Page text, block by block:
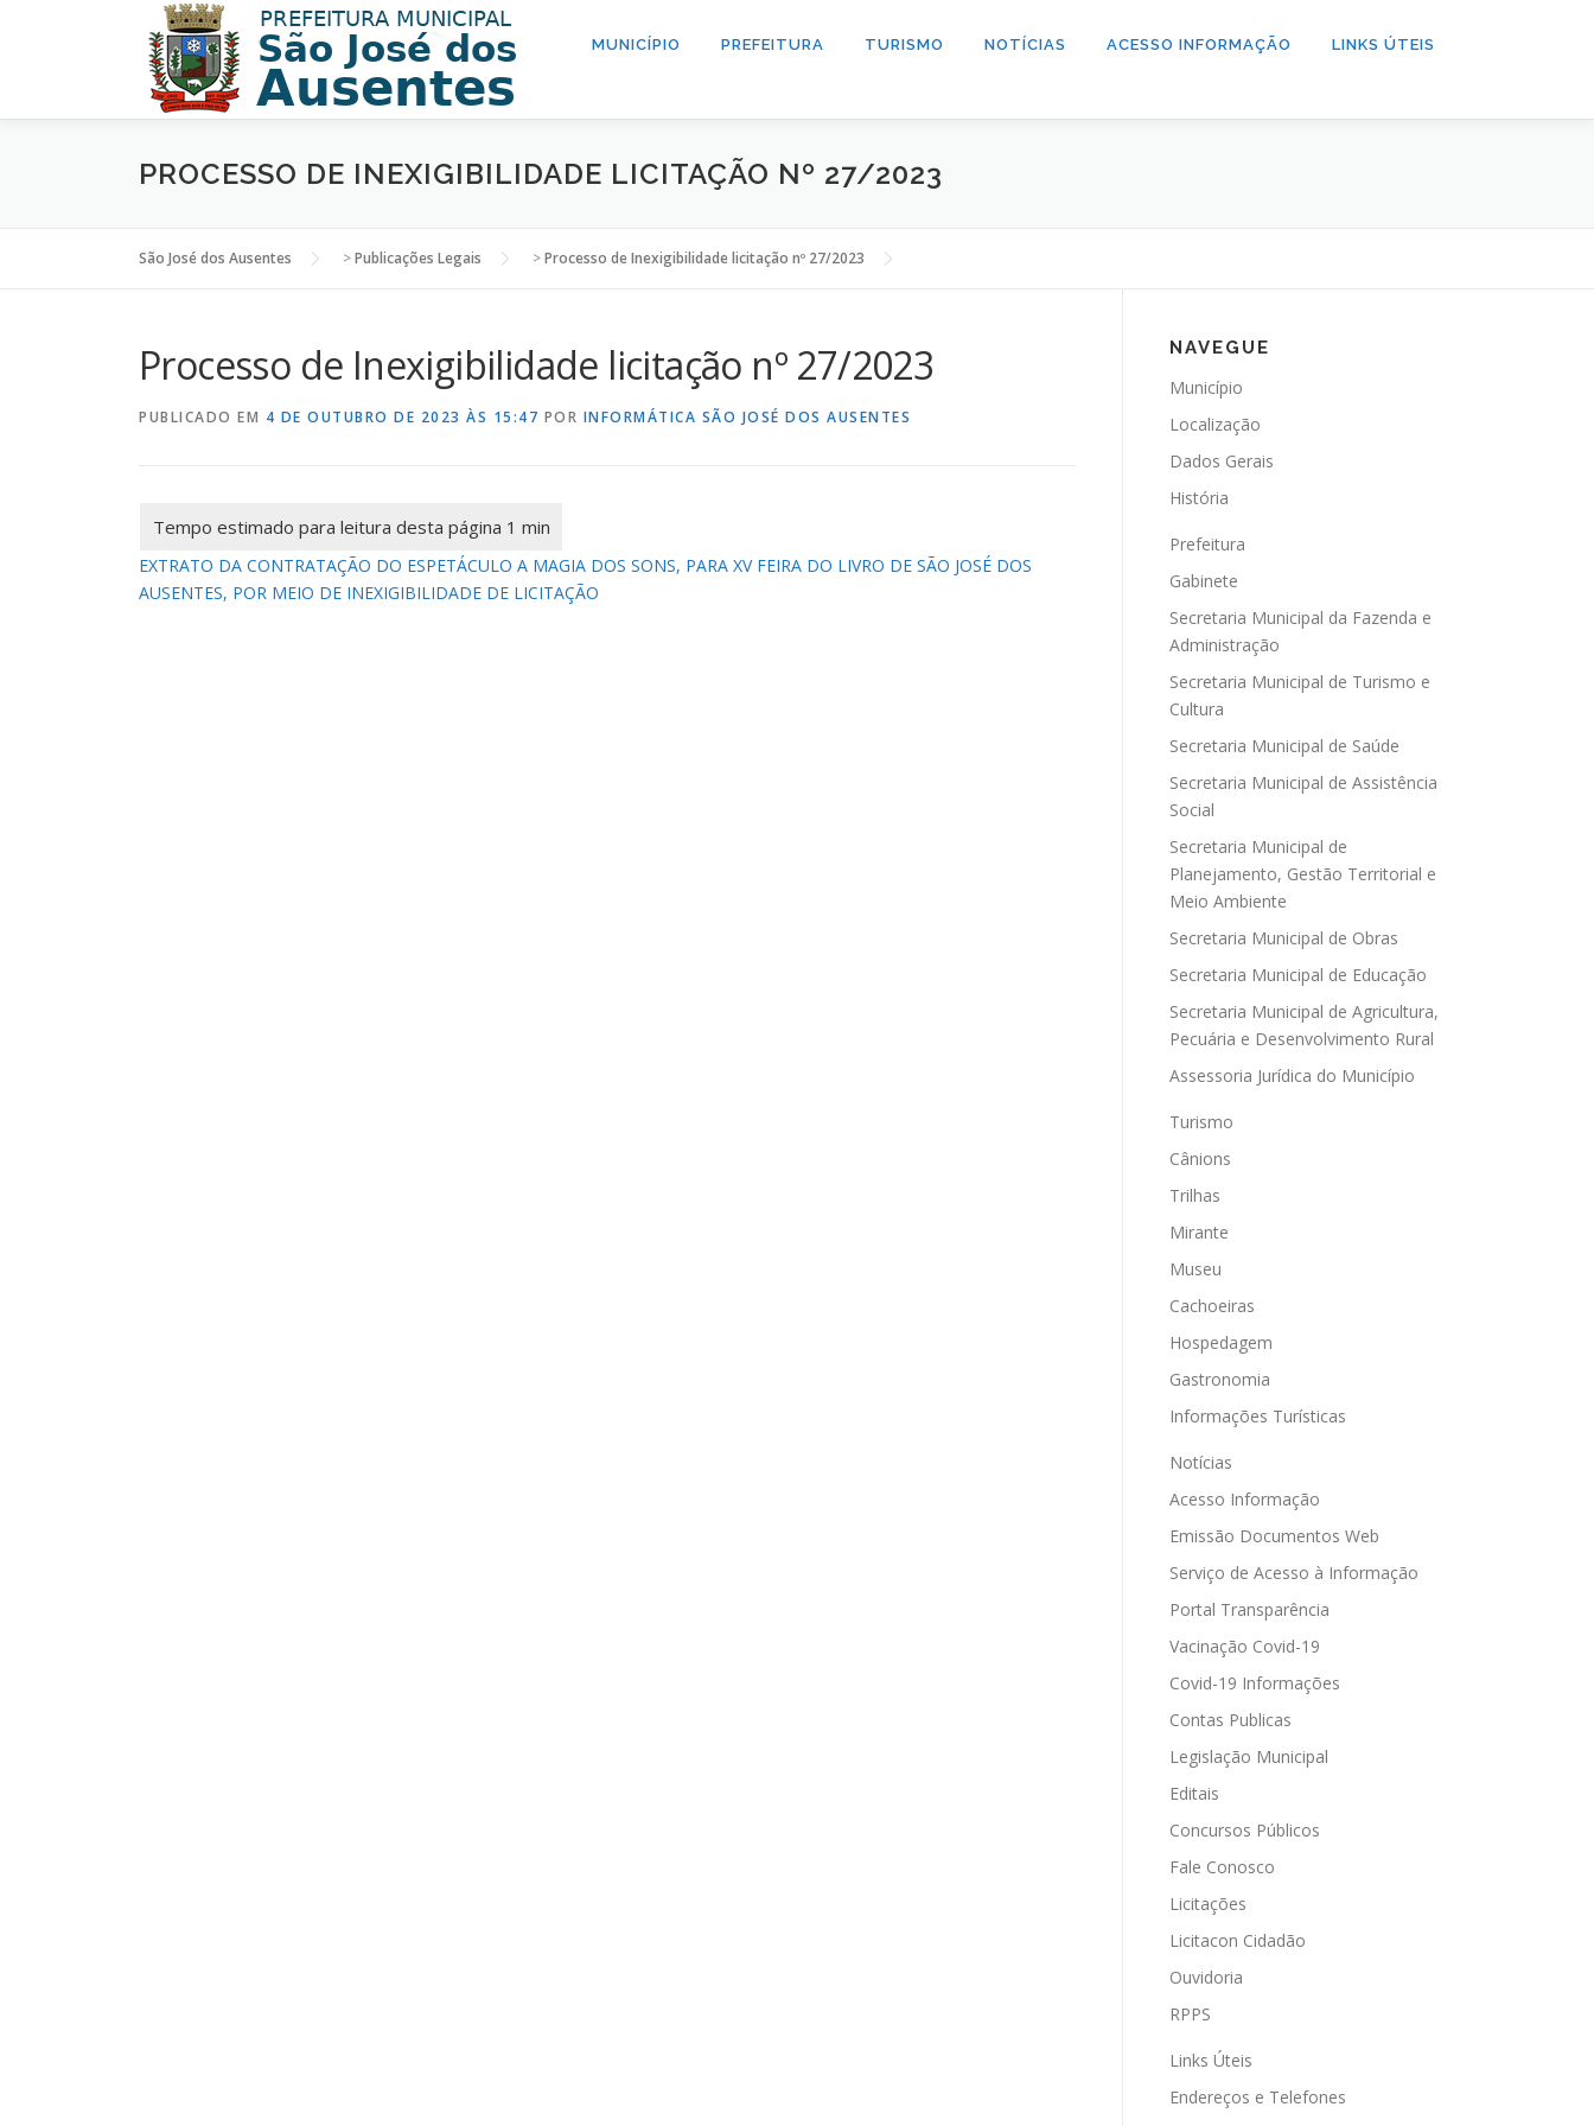
MUNICÍPIO PREFEITURA TURISMO NOTÍCIAS ACESSO INFORMAÇÃO LINKS ÚTEIS
PROCESSO DE INEXIGIBILIDADE LICITAÇÃO Nº 27/2023
São José dos Ausentes >Publicações Legais >Processo de Inexigibilidade licitação nº 27/2023
Processo de Inexigibilidade licitação nº 27/2023
PUBLICADO EM 4 DE OUTUBRO DE 2023 ÀS 15:47 POR INFORMÁTICA SÃO JOSÉ DOS AUSENTES
EXTRATO DA CONTRATAÇÃO DO ESPETÁCULO A MAGIA DOS SONS, PARA XV FEIRA DO LIVRO DE SÃO JOSÉ DOS
AUSENTES, POR MEIO DE INEXIGIBILIDADE DE LICITAÇÃO
NAVEGUE
Município
Localização
Dados Gerais
História
Prefeitura
Gabinete
Secretaria Municipal da Fazenda e
Administração
Secretaria Municipal de Turismo e
Cultura
Secretaria Municipal de Saúde
Secretaria Municipal de Assistência
Social
Secretaria Municipal de
Planejamento, Gestão Territorial e
Meio Ambiente
Secretaria Municipal de Obras
Secretaria Municipal de Educação
Secretaria Municipal de Agricultura,
Pecuária e Desenvolvimento Rural
Assessoria Jurídica do Município
Turismo
Cânions
Trilhas
Mirante
Museu
Cachoeiras
Hospedagem
Gastronomia
Informações Turísticas
Notícias
Acesso Informação
Emissão Documentos Web
Serviço de Acesso à Informação
Portal Transparência
Vacinação Covid-19
Covid-19 Informações
Contas Publicas
Legislação Municipal
Editais
Concursos Públicos
Fale Conosco
Licitações
Licitacon Cidadão
Ouvidoria
RPPS
Links Úteis
Endereços e Telefones